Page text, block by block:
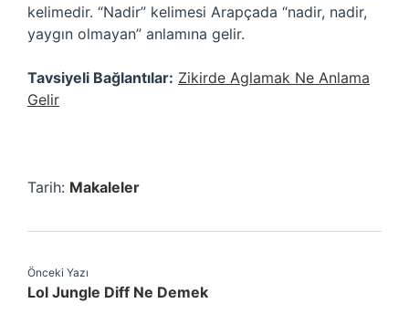
kelimedir. “Nadir” kelimesi Arapçada “nadir, nadir,
yaygın olmayan” anlamına gelir.
Tavsiyeli Bağlantılar: Zikirde Aglamak Ne Anlama
Gelir
Tarih: Makaleler
Önceki Yazı
Lol Jungle Diff Ne Demek